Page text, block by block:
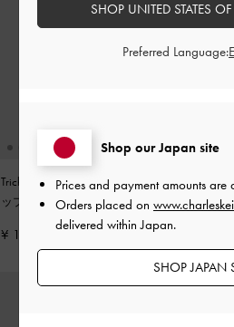
Tricha トリチャ ノッテッドベルト ト
ップハンドルバッグ-ブラック
¥ 13,900
ップ
Shop our Japan site
Prices and payment amounts
Orders placed on
delivered within Japan.
SHOP JAPAN
SHOP UNITED STATES
Preferred Language: